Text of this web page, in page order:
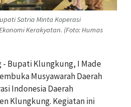
Satria Minta Koperasi
Kerakyatan. (Foto: Humas
- Bupati Klungkung, I Made
Musyawarah Daerah
Indonesia Daerah
Klungkung. Kegiatan ini